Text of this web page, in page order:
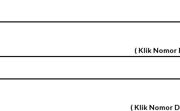
( Klik Nomor
( Klik Nomor